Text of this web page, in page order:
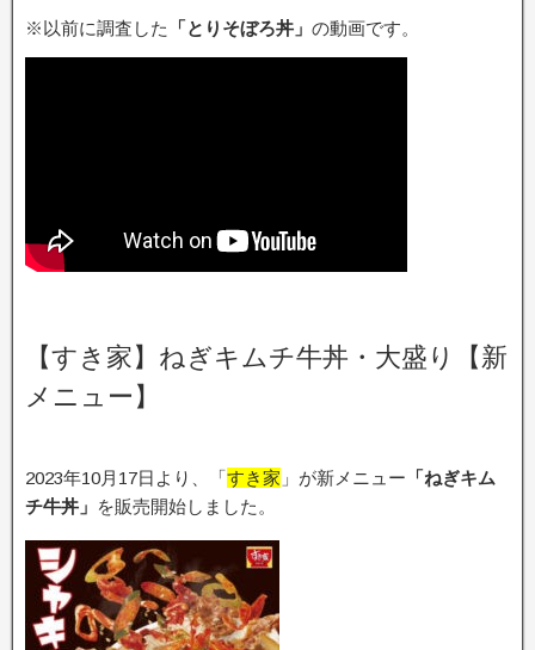
※以前に調査した 「とりそぼろ丼」 の動画です。
【すき家】ねぎキムチ牛丼・大盛り【新
メニュー】
2023年10月17日より、「すき家 」が新メニュー 「ねぎキム
チ牛丼」 を販売開始しました。